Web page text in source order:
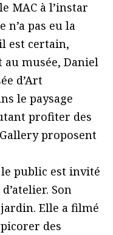
MAC à l’instar
n’a pas eu la
est certain,
au musée, Daniel
d’Art
le paysage
profiter des
proposent
public est invité
Son
Elle a filmé
des